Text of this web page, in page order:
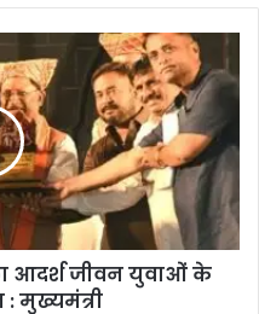
आदर्श जीवन युवाओं के
: मुख्यमंत्री